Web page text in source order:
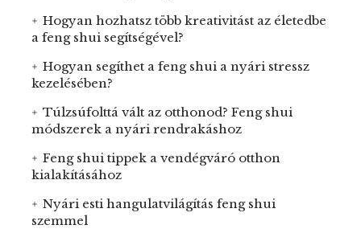
Hogyan hozhatsz több kreativitást az életedbe
a feng shui segítségével?
Hogyan segíthet a feng shui a nyári stressz
kezelésében?
Túlzsúfolttá vált az otthonod? Feng shui
módszerek a nyári rendrakáshoz
Feng shui tippek a vendégváró otthon
kialakításához
Nyári esti hangulatvilágítás feng shui
szemmel